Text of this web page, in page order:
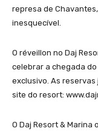
represa de
inesquecível.
O réveillon no Daj
celebrar a chegada
exclusivo. As
site do resort:
O Daj Resort &